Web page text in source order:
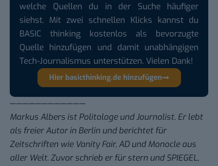
welche Quellen du in der Suche häufiger
siehst. Mit zwei schnellen Klicks kannst du
BASIC thinking kostenlos als bevorzugte
Quelle hinzufügen und damit unabhängigen
Tech-Journalismus unterstützen. Vielen Dank!
Hier basicthinking.de hinzufügen
————————————
Markus Albers ist Politologe und Journalist. Er lebt
als freier Autor in Berlin und berichtet für
Zeitschriften wie Vanity Fair, AD und Monocle aus
aller Welt. Zuvor schrieb er für stern und SPIEGEL,